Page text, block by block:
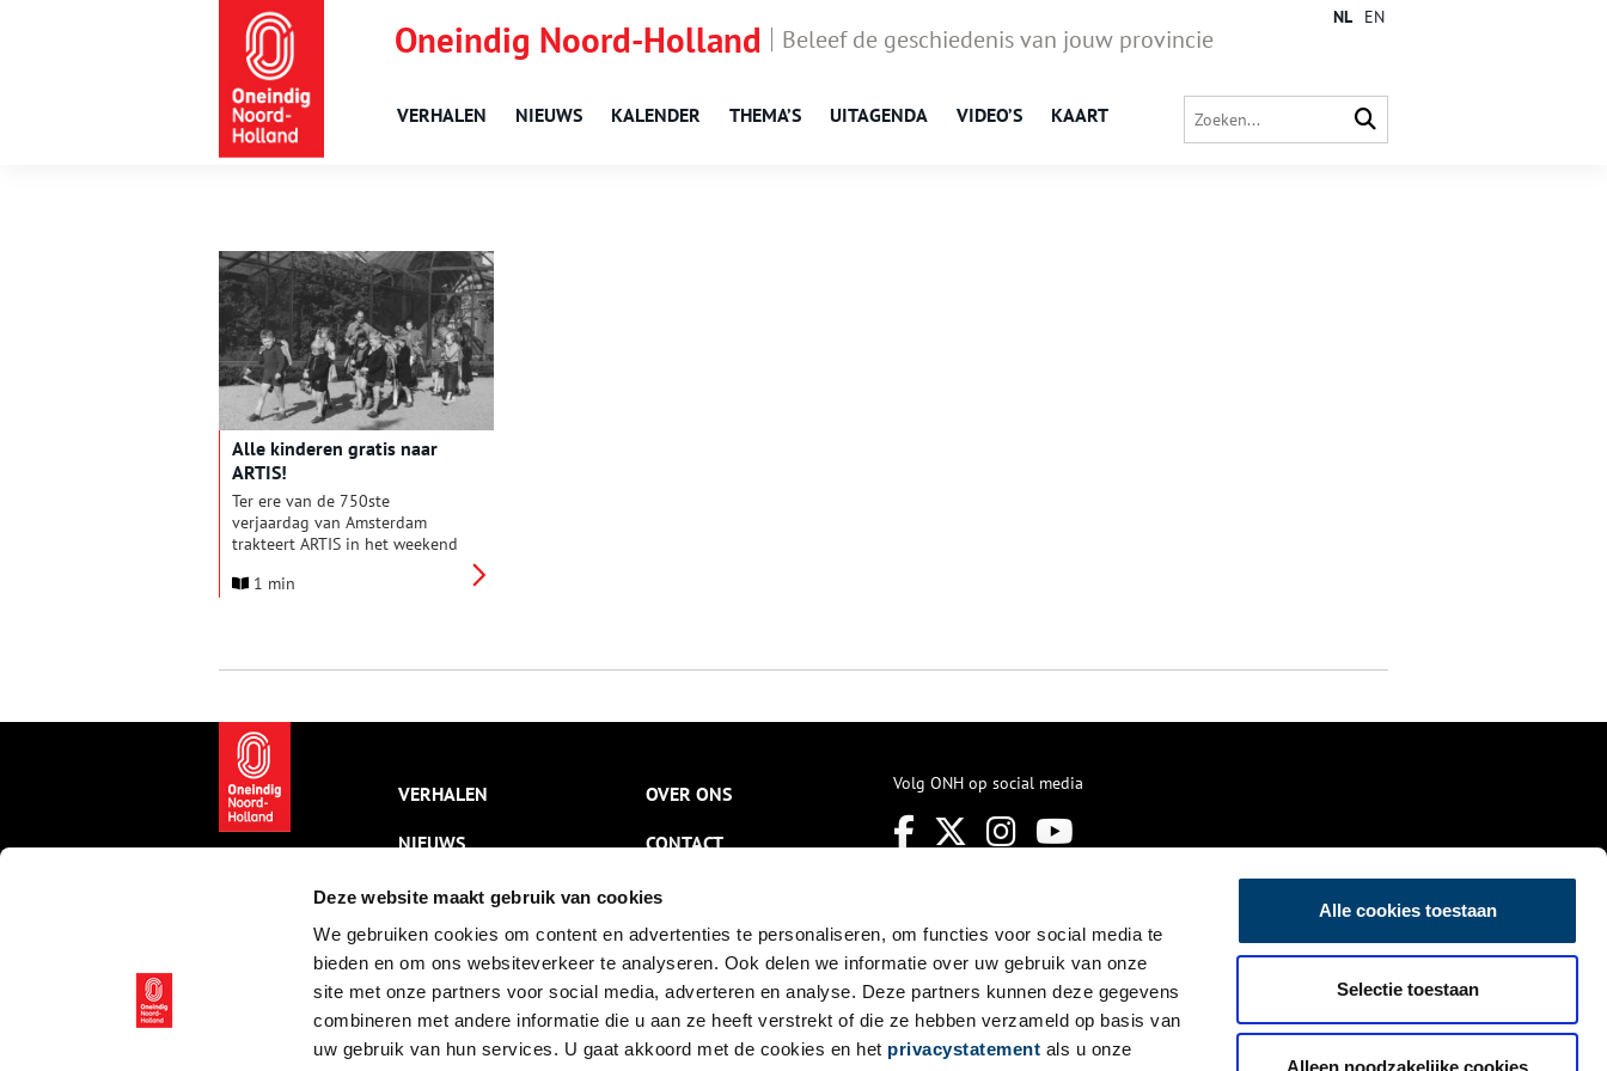
Deze website maakt gebruik van cookies
We gebruiken cookies om content en advertenties te personaliseren, om functies voor social media te
bieden en om ons websiteverkeer te analyseren. Ook delen we informatie over uw gebruik van onze
site met onze partners voor social media, adverteren en analyse. Deze partners kunnen deze gegevens
combineren met andere informatie die u aan ze heeft verstrekt of die ze hebben verzameld op basis van
uw gebruik van hun services. U gaat akkoord met de cookies en het privacystatement als u onze
Alle cookies toestaan
Selectie toestaan
Alleen noodzakelijke cookies
Oneindig Noord-Holland Beleef de geschiedenis van jouw provincie
VERHALEN NIEUWS KALENDER THEMA’S UITAGENDA VIDEO’S KAART
NL EN
Alle kinderen gratis naar
ARTIS!
Ter ere van de 750ste
verjaardag van Amsterdam
trakteert ARTIS in het weekend
kinderen tot en met 12 jaar op
1 min
VERHALEN
NIEUWS
KALENDER
THEMA’S
ACTIVITEITEN
VIDEO’S
OVER ONS
CONTACT
NIEUWSBRIEF
DISCLAIMER
PRIVACY
TOEGANKELIJKHEID
Volg ONH op social media